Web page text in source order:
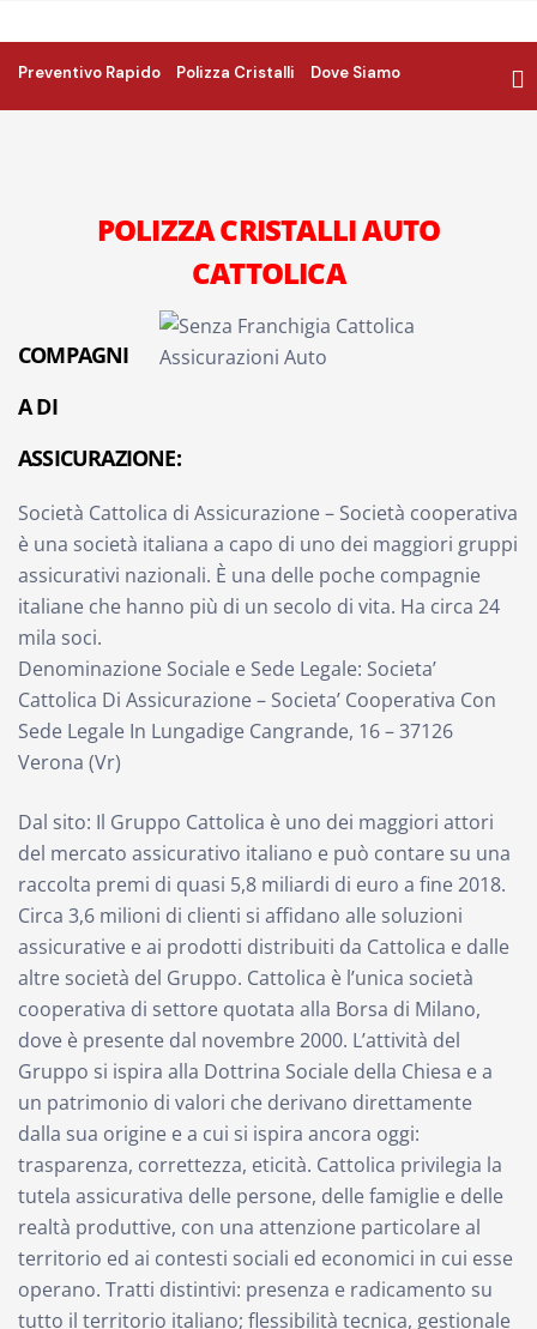
Preventivo Rapido Polizza Cristalli Dove Siamo
POLIZZA CRISTALLI AUTO
CATTOLICA
COMPAGNI
A DI
ASSICURAZIONE:
Società Cattolica di Assicurazione – Società cooperativa
è una società italiana a capo di uno dei maggiori gruppi
assicurativi nazionali. È una delle poche compagnie
italiane che hanno più di un secolo di vita. Ha circa 24
mila soci.
Denominazione Sociale e Sede Legale: Societa’
Cattolica Di Assicurazione – Societa’ Cooperativa Con
Sede Legale In Lungadige Cangrande, 16 – 37126
Verona (Vr)
Dal sito: Il Gruppo Cattolica è uno dei maggiori attori
del mercato assicurativo italiano e può contare su una
raccolta premi di quasi 5,8 miliardi di euro a fine 2018.
Circa 3,6 milioni di clienti si affidano alle soluzioni
assicurative e ai prodotti distribuiti da Cattolica e dalle
altre società del Gruppo. Cattolica è l’unica società
cooperativa di settore quotata alla Borsa di Milano,
dove è presente dal novembre 2000. L’attività del
Gruppo si ispira alla Dottrina Sociale della Chiesa e a
un patrimonio di valori che derivano direttamente
dalla sua origine e a cui si ispira ancora oggi:
trasparenza, correttezza, eticità. Cattolica privilegia la
tutela assicurativa delle persone, delle famiglie e delle
realtà produttive, con una attenzione particolare al
territorio ed ai contesti sociali ed economici in cui esse
operano. Tratti distintivi: presenza e radicamento su
tutto il territorio italiano; flessibilità tecnica, gestionale